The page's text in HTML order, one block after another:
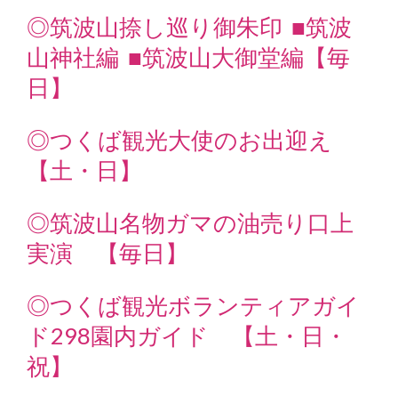
◎筑波山捺し巡り御朱印 ■筑波
山神社編 ■筑波山大御堂編【毎
日】
◎つくば観光大使のお出迎え
【土・日】
◎筑波山名物ガマの油売り口上
実演 【毎日】
◎つくば観光ボランティアガイ
ド298園内ガイド 【土・日・
祝】